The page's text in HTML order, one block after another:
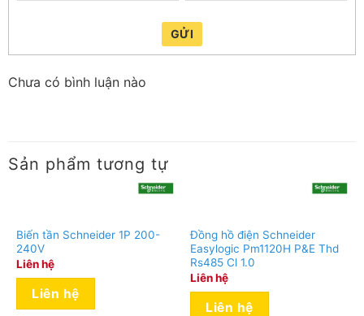
GỬI
Chưa có bình luận nào
Sản phẩm tương tự
Biến tần Schneider 1P 200-
240V
Liên hệ
Liên hệ
Đồng hồ điện Schneider
Easylogic Pm1120H P&E Thd
Rs485 Cl 1.0
Liên hệ
Liên hệ